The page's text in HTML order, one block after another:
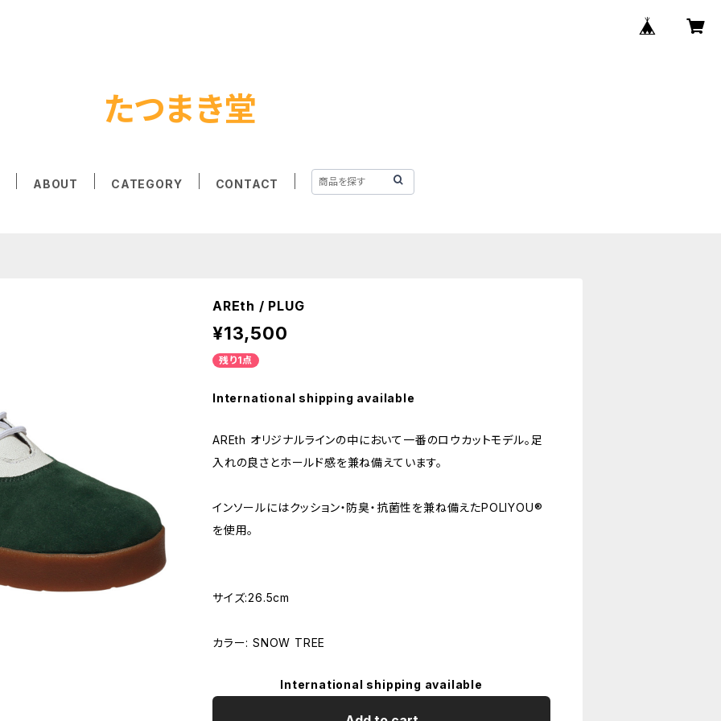
たつまき堂
ABOUT CATEGORY CONTACT
AREth / PLUG
¥13,500
残り1点
International shipping available
AREth オリジナルラインの中において一番のロウカットモデル。足
入れの良さとホールド感を兼ね備えています。
インソールにはクッション・防臭・抗菌性を兼ね備えたPOLIYOU®
を使用。
サイズ:26.5cm
カラー: SNOW TREE
International shipping available